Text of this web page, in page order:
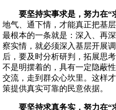
要坚持实事求是，努力在“
地气、通下情，才能真正把基
最根本的一条就是：深入、再
察实情，就必须深入基层开展
后，要及时分析研判，拓展思
不是明摆着的，具有一定隐蔽
交流，走到群众心坎里。这样
策提供真实可靠的民意依据。
要坚持求真务实，努力在“